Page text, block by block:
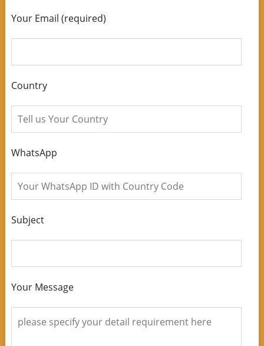
Your Email (required)
Country
WhatsApp
Subject
Your Message